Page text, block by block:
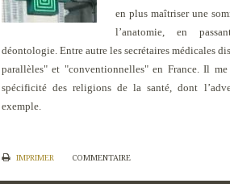
en plus maîtriser une
l’anatomie, en
déontologie. Entre autre les secrétaires médicales
parallèles" et "conventionnelles" en France. Il
spécificité des religions de la santé, dont
exemple.
IMPRIMER COMMENTAIRE